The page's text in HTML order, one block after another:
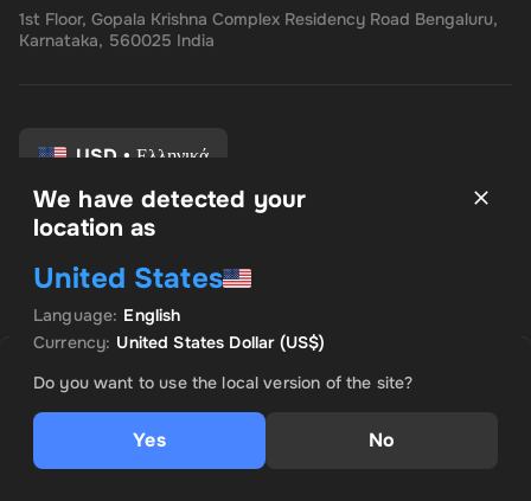
ΠΡΟΚΕΙΜΕΝΗ ΠΡΟΣΦΟΡΑ
US$ 251.52
Προσθήκη στο καλάθι
1st Floor, Gopala Krishna Complex Residency Road Bengaluru,
Karnataka, 560025 India
USD • Ελληνικά
Πολιτική Απορρήτου
Πολιτική επιστροφής
Προτιμήσεις συναίνεσης
We have detected your
location as
United States
Language: English
Currency: United States Dollar(US$)
Do you want to use the local version of the site?
Yes No